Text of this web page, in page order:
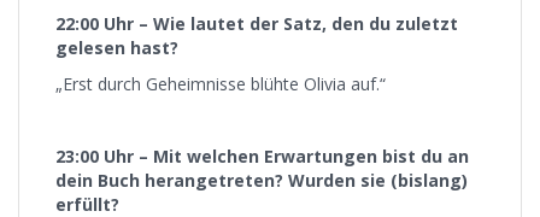
22:00 Uhr – Wie lautet der Satz, den du zuletzt
gelesen hast?
„Erst durch Geheimnisse blühte Olivia auf.“
23:00 Uhr – Mit welchen Erwartungen bist du an
dein Buch herangetreten? Wurden sie (bislang)
erfüllt?